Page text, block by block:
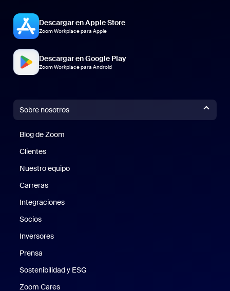
Descargar en Apple Store
Zoom Workplace para Apple
Descargar en Google Play
Zoom Workplace para Android
Sobre nosotros
Blog de Zoom
Clientes
Nuestro equipo
Carreras
Integraciones
Socios
Inversores
Prensa
Sostenibilidad y ESG
Zoom Cares